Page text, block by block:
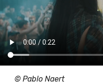
© Pablo Naert